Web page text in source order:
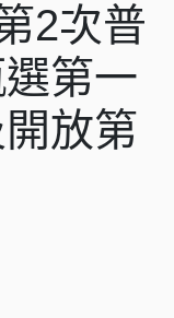
2次普
第一
放第